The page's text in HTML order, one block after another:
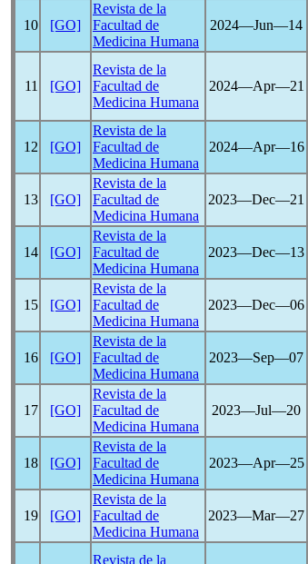
10 [GO]
Revista de la
Facultad de
Medicina Humana
2024―Jun―14
11 [GO]
Revista de la
Facultad de
Medicina Humana
2024―Apr―21
12 [GO]
Revista de la
Facultad de
Medicina Humana
2024―Apr―16
13 [GO]
Revista de la
Facultad de
Medicina Humana
2023―Dec―21
14 [GO]
Revista de la
Facultad de
Medicina Humana
2023―Dec―13
15 [GO]
Revista de la
Facultad de
Medicina Humana
2023―Dec―06
16 [GO]
Revista de la
Facultad de
Medicina Humana
2023―Sep―07
17 [GO]
Revista de la
Facultad de
Medicina Humana
2023―Jul―20
18 [GO]
Revista de la
Facultad de
Medicina Humana
2023―Apr―25
19 [GO]
Revista de la
Facultad de
Medicina Humana
2023―Mar―27
Revista de la